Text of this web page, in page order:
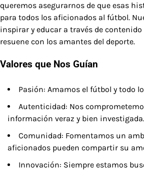
queremos asegurarnos de que esas
para todos los aficionados al fútbol.
inspirar y educar a través de contenido
resuene con los amantes del deporte.
Valores que Nos Guían
Pasión: Amamos el fútbol y todo
Autenticidad: Nos
información veraz y bien investigada.
Comunidad: Fomentamos un
aficionados pueden compartir su
Innovación: Siempre estamos